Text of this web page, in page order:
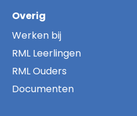
Overig
Werken bij
RML Leerlingen
RML Ouders
Documenten